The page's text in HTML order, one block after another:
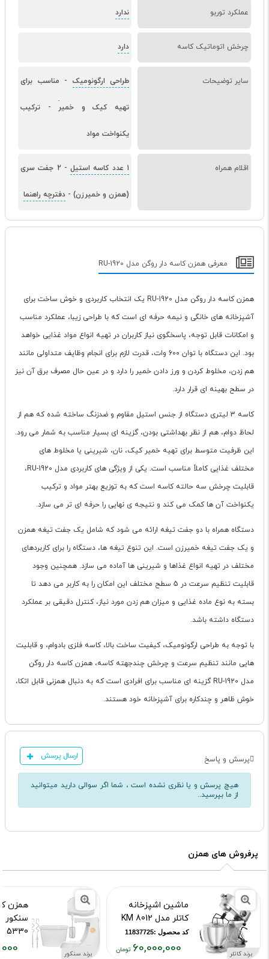
عملکرد توربو ندارد
چرخش اتوماتیک کاسه دارد
سایر توضیحات طراحی ارگونومیک - مناسب برای
تهیه کیک و خمیر - ترکیب
یکنواخت مواد
اقلام همراه 1 عدد کاسه استیل - 2 جفت سری
(همزن و خمیرزن) - دفترچه راهنما
معرفی همزن کاسه دار روگن مدل RU-1920
همزن کاسه دار روگن مدل RU-1920 یک انتخاب کاربردی و خوش ساخت برای
آشپزخانه های خانگی و نیمه حرفه ای است که با طراحی زیبا، عملکرد مناسب
و امکانات قابل توجه، پاسخگوی نیاز کاربران در تهیه انواع مواد غذایی خواهد
بود. این دستگاه با توان 600 وات، قدرت لازم برای انجام وظایف متداولی مانند
هم زدن، مخلوط کردن و ورز دادن خمیر را دارد و در عین حال مصرف برق آن نیز
در سطح بهینه ای قرار دارد.
کاسه 3 لیتری دستگاه از جنس استیل مقاوم و ضدزنگ ساخته شده که هم از
لحاظ دوام، هم از نظر بهداشتی بودن، گزینه ای بسیار مناسب به شمار می رود.
این ظرفیت متوسط برای تهیه خمیر کیک، نان، شیرینی یا مخلوط های
مختلف غذایی کاملاً مناسب است. یکی از ویژگی های کاربردی مدل RU-1920،
قابلیت چرخش سه حالته کاسه است که به توزیع بهتر مواد و ترکیب
یکنواخت آن ها کمک می کند و نتیجه ی نهایی را حرفه ای تر می سازد.
دستگاه همراه با دو جفت تیغه ارائه می شود که شامل یک جفت تیغه همزن
و یک جفت تیغه خمیرزن است. این تنوع تیغه ها، دستگاه را برای کاربردهای
مختلف در تهیه انواع غذاها و شیرینی ها آماده می سازد. همچنین وجود
قابلیت تنظیم سرعت در 5 سطح مختلف این امکان را به کاربر می دهد تا
بسته به نوع ماده غذایی و میزان هم زدن مورد نیاز، کنترل دقیقی بر عملکرد
دستگاه داشته باشد.
با توجه به طراحی ارگونومیک، کیفیت ساخت بالا، کاسه فلزی بادوام، و قابلیت
هایی مانند تنظیم سرعت و چرخش چندجهته کاسه، همزن کاسه دار روگن
مدل RU-1920 گزینه ای مناسب برای افرادی است که به دنبال همزنی قابل اتکا،
خوش ظاهر و چندکاره برای آشپزخانه خود هستند.
پرسش و پاسخ ارسال پرسش
هیچ پرسش و یا نظری نشده است ، شما اگر سوالی دارید میتوانید
از ما بپرسید..
پرفروش های همزن
برند کاتلر
ماشین اشپزخانه
کاتلر مدل KM 8012
کد محصول :11837725
60,000,000 برند سنکور
همزن
5330
کد محصول